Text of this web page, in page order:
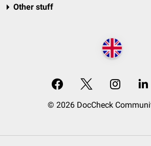
Other stuff
© 2026 DocCheck